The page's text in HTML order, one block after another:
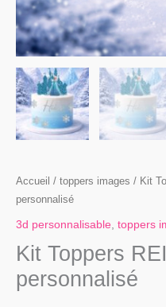
Accueil / toppers images / Kit
personnalisé
3d personnalisable toppers
Kit Toppers
personnalisé